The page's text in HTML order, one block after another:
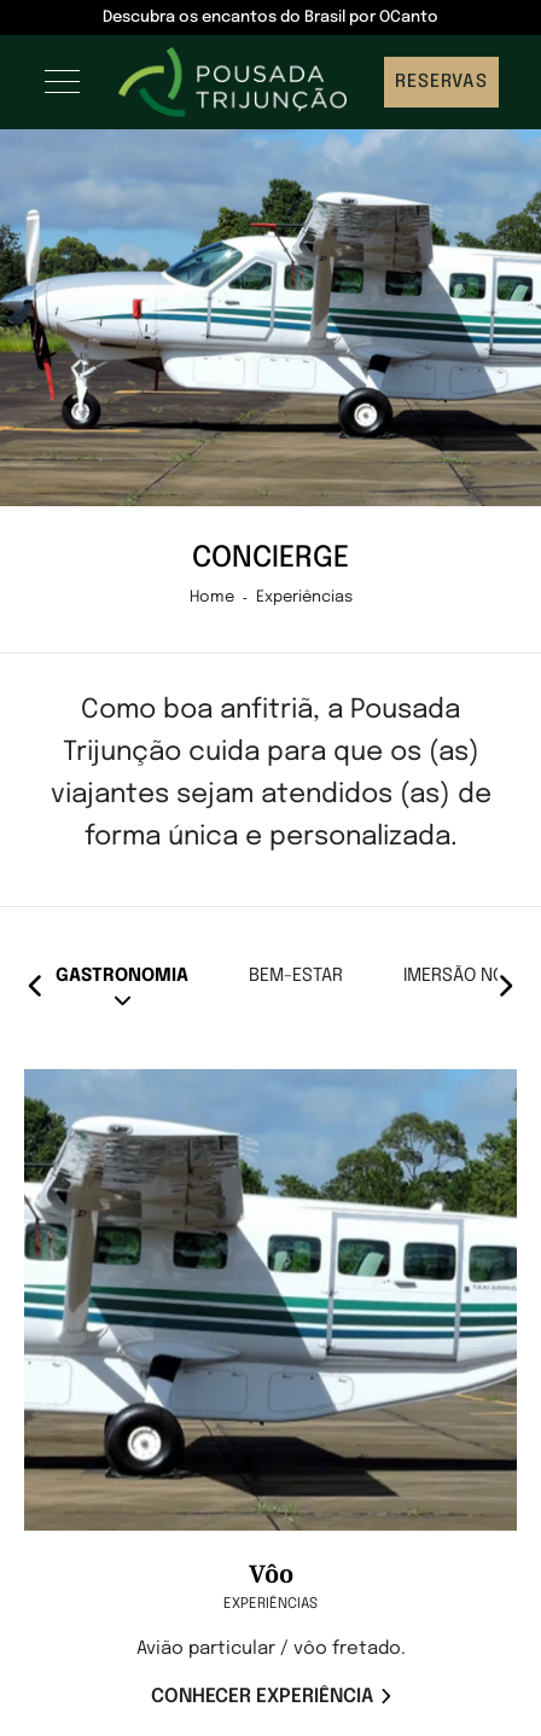
Descubra os encantos do Brasil por OCanto
RESERVAS
CONCIERGE
Home Experiências
Como boa anfitriã, a Pousada
Trijunção cuida para que os (as)
viajantes sejam atendidos (as) de
forma única e personalizada.
GASTRONOMIA BEM-ESTAR IMERSÃO NO
Vôo
EXPERIÊNCIAS
Avião particular / vôo fretado.
CONHECER EXPERIÊNCIA